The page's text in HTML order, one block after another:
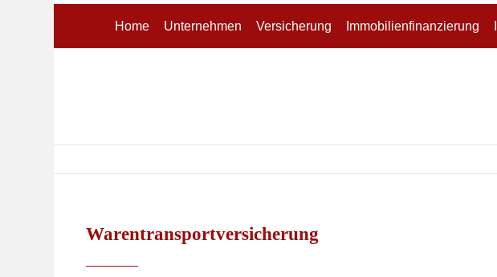
Login Support
24h/ 365days
We offer support for our customers
Home Unternehmen Versicherung Immobilienfinanzierung
Warentransport­versicherung